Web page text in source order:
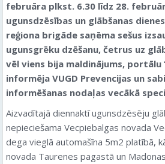
februāra plkst. 6.30 līdz 28.
ugunsdzēsības un glābšanas
reģiona brigāde saņēma sešus
ugunsgrēku dzēšanu, četrus uz
vēl viens bija maldinājums, portālu
informēja VUGD Prevencijas un
informēšanas nodaļas vecākā
Aizvadītajā diennaktī ugunsdzēsēju
nepieciešama Vecpiebalgas novada
dega vieglā automašīna 5m2 platībā,
novada Taurenes pagastā un